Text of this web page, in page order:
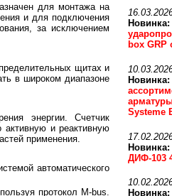
для монтажа на
и для подключения
за исключением
щитах и
в широком диапазоне
энергии. Счетчик
и реактивную
применения.
автоматического
протокол M-bus.
Новинка:
box GRP
Новинка:
Systeme
Новинка:
ДИФ-103
Новинка: